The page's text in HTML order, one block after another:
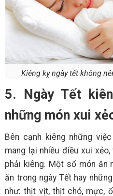
Kiêng kỵ ngày tết không
5. Ngày Tết
những món xui
Bên cạnh kiêng những
mang lại nhiều điều xui
phải kiêng. Một số món ăn
ăn trong ngày Tết hay
như: thịt vịt, thịt chó, mực,